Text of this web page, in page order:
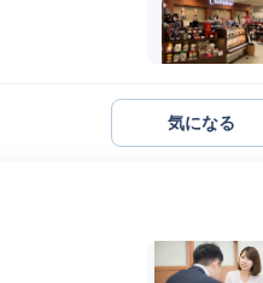
気になる